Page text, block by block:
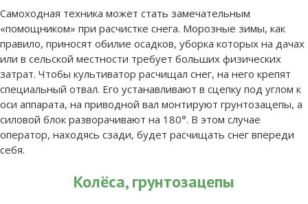
Самоходная техника может стать замечательным
«помощником» при расчистке снега. Морозные зимы, как
правило, приносят обилие осадков, уборка которых на дачах
или в сельской местности требует больших физических
затрат. Чтобы культиватор расчищал снег, на него крепят
специальный отвал. Его устанавливают в сцепку под углом к
оси аппарата, на приводной вал монтируют грунтозацепы, а
силовой блок разворачивают на 180°. В этом случае
оператор, находясь сзади, будет расчищать снег впереди
себя.
Колёса, грунтозацепы